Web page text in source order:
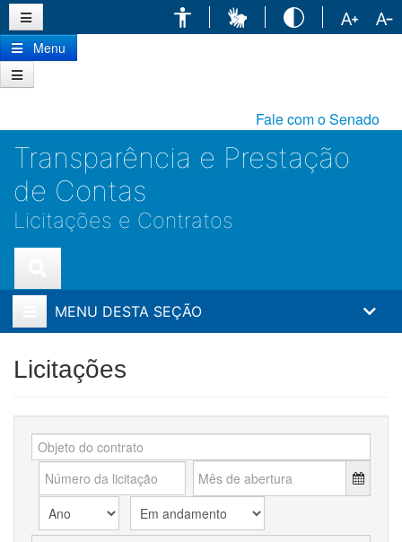
para
conteúdo
principal
Menu
Fale com o Senado
Transparência e Prestação
de Contas
Licitações e Contratos
MENU DESTA SEÇÃO
Licitações